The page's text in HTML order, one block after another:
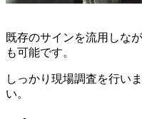
既存のサインを流用しな
も可能です。
しっかり現場調査を行い
い。